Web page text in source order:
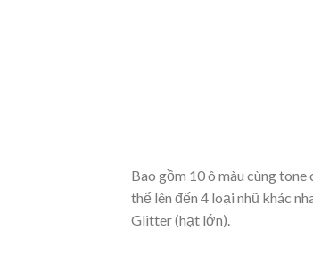
Bao gồm 10 ô màu cùng
thể lên đến 4 loại nhũ khác
Glitter (hạt lớn).